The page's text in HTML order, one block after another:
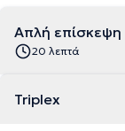
Απλή επίσκεψη
20 λεπτά
Triplex